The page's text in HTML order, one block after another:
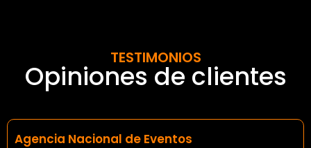
TESTIMONIOS
Opiniones de clientes
Agencia Nacional de Eventos